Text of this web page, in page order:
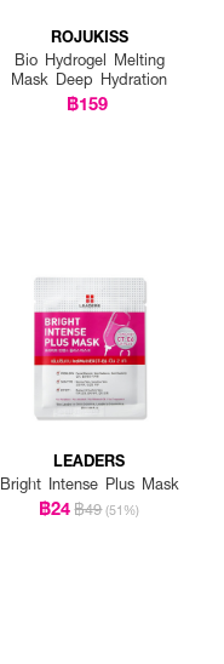
ROJUKISS
Bio Hydrogel Melting
Mask Deep Hydration
฿159
LEADERS
Bright Intense Plus Mask
฿24฿49 (51%)